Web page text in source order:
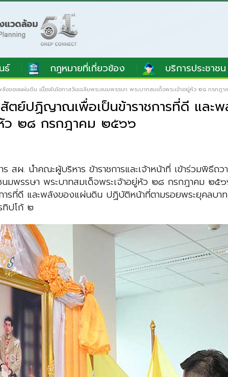
ธ์ กฎหมายที่เกี่ยวข้อง บริการประชาชน
องแผ่นดิน เนื่องในโอกาสวันเฉลิมพระชนมพรรษา พระบาทสมเด็จพระเจ้าอยู่หัว ๒๘ กรกฎา
ย์ปฏิญาณเพื่อเป็นข้าราชการที่ดี และ
หัว ๒๘ กรกฎาคม ๒๕๖๖
. นำคณะผู้บริหาร ข้าราชการและเจ้าหน้าที่ เข้าร่วมพิธี
มพรรษา พระบาทสมเด็จพระเจ้าอยู่หัว ๒๘ กรกฎาคม ๒๕
ที่ดี และพลังของแผ่นดิน ปฏิบัติหน้าที่ตามรอยพระยุคลบาท
ทิปโก้ ๒